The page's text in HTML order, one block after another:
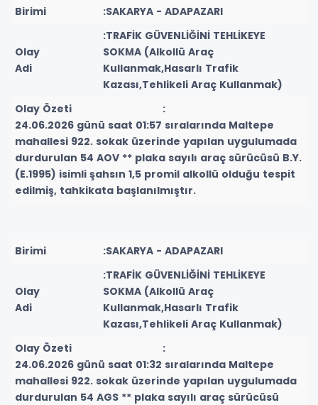
Birimi :SAKARYA - ADAPAZARI
Olay
Adi
:TRAFİK GÜVENLİĞİNİ TEHLİKEYE
SOKMA (Alkollü Araç
Kullanmak,Hasarlı Trafik
Kazası,Tehlikeli Araç Kullanmak)
Olay Özeti :
24.06.2026 günü saat 01:57 sıralarında Maltepe
mahallesi 922. sokak üzerinde yapılan uygulumada
durdurulan 54 AOV ** plaka sayılı araç sürücüsü B.Y.
(E.1995) isimli şahsın 1,5 promil alkollü olduğu tespit
edilmiş, tahkikata başlanılmıştır.
Birimi :SAKARYA - ADAPAZARI
Olay
Adi
:TRAFİK GÜVENLİĞİNİ TEHLİKEYE
SOKMA (Alkollü Araç
Kullanmak,Hasarlı Trafik
Kazası,Tehlikeli Araç Kullanmak)
Olay Özeti :
24.06.2026 günü saat 01:32 sıralarında Maltepe
mahallesi 922. sokak üzerinde yapılan uygulumada
durdurulan 54 AGS ** plaka sayılı araç sürücüsü